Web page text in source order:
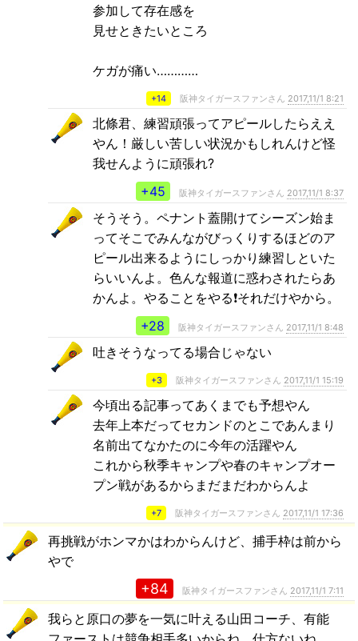
参加して存在感を
見せときたいところ
ケガが痛い…………
+14 阪神タイガースファンさん 2017,11/1 8:21
北條君、練習頑張ってアピールしたらええ
やん！厳しい苦しい状況かもしれんけど怪
我せんように頑張れ?
+45
阪神タイガースファンさん 2017,11/1 8:37
そうそう。ペナント蓋開けてシーズン始ま
ってそこでみんながびっくりするほどのア
ピール出来るようにしっかり練習しといた
らいいんよ。色んな報道に惑わされたらあ
かんよ。やることをやる❗️それだけやから。
+28
阪神タイガースファンさん 2017,11/1 8:48
吐きそうなってる場合じゃない
+3 阪神タイガースファンさん 2017,11/1 15:19
今頃出る記事ってあくまでも予想やん
去年上本だってセカンドのとこであんまり
名前出てなかたのに今年の活躍やん
これから秋季キャンプや春のキャンプオー
プン戦があるからまだまだわからんよ
+7 阪神タイガースファンさん 2017,11/1 17:36
再挑戦がホンマかはわからんけど、捕手枠は前から
やで
+84 阪神タイガースファンさん 2017,11/1 7:11
我らと原口の夢を一気に叶える山田コーチ、有能